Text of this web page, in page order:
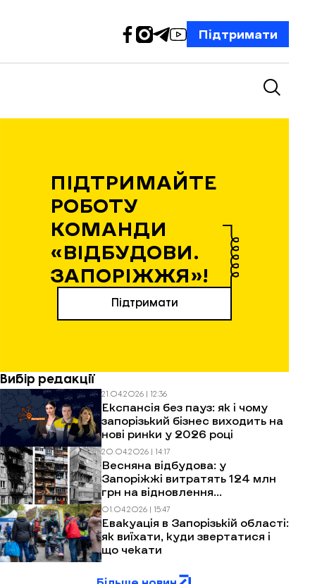
Підтримати
ПІДТРИМАЙТЕ
РОБОТУ
КОМАНДИ
«ВІДБУДОВИ.
ЗАПОРІЖЖЯ»!
Підтримати
Вибір редакції
21.04.2026 | 12:36
Експансія без пауз: як і чому
запорізький бізнес виходить на
нові ринки у 2026 році
20.04.2026 | 14:17
Весняна відбудова: у
Запоріжжі витратять 124 млн
грн на відновлення
багатоповерхівок після
обстрілів
01.04.2026 | 15:47
Евакуація в Запорізькій області:
як виїхати, куди звертатися і
що чекати